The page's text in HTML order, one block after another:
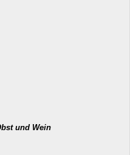
und Wein